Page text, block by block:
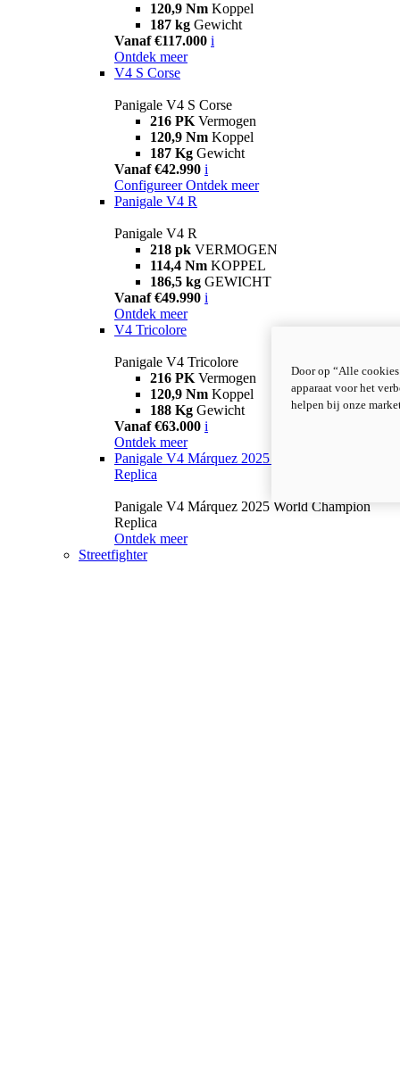
120,9 Nm Koppel
187 kg Gewicht
Vanaf €117.000 i
Ontdek meer
V4 S Corse
Panigale V4 S Corse
216 PK Vermogen
120,9 Nm Koppel
187 Kg Gewicht
Vanaf €42.990 i
Configureer Ontdek meer
Panigale V4 R
Panigale V4 R
218 pk VERMOGEN
114,4 Nm KOPPEL
186,5 kg GEWICHT
Vanaf €49.990 i
Ontdek meer
V4 Tricolore
Panigale V4 Tricolore
216 PK Vermogen
120,9 Nm Koppel
188 Kg Gewicht
Vanaf €63.000 i
Ontdek meer
Panigale V4 Márquez 2025 World Champion
Replica
Panigale V4 Márquez 2025 World Champion
Replica
Ontdek meer
Streetfighter
Door op “Alle
apparaat voor het
helpen bij onze